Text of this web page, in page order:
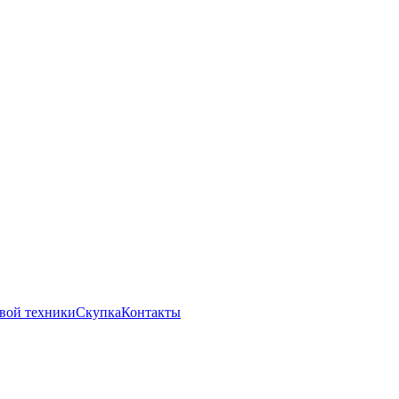
техникиСкупкаКонтакты